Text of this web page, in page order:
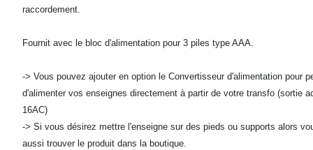
raccordement.
Fournit avec le bloc d'alimentation pour 3 piles type AAA.
-> Vous pouvez ajouter en option le Convertisseur d'alimentation pour
d'alimenter vos enseignes directement à partir de votre transfo (sortie
16AC)
-> Si vous désirez mettre l'enseigne sur des pieds ou supports alors
aussi trouver le produit dans la boutique.